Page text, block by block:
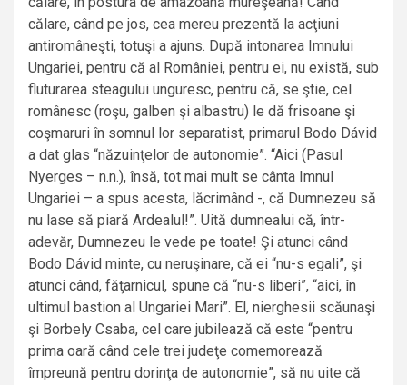
călare, când pe jos, cea mereu prezentă la acţiuni
antiromâneşti, totuşi a ajuns. După intonarea Imnului
Ungariei, pentru că al României, pentru ei, nu există, sub
fluturarea steagului unguresc, pentru că, se ştie, cel
românesc (roşu, galben şi albastru) le dă frisoane şi
coşmaruri în somnul lor separatist, primarul Bodo Dávid
a dat glas “năzuinţelor de autonomie”. “Aici (Pasul
Nyerges – n.n.), însă, tot mai mult se cânta Imnul
Ungariei – a spus acesta, lăcrimând -, că Dumnezeu să
nu lase să piară Ardealul!”. Uită dumnealui că, într-
adevăr, Dumnezeu le vede pe toate! Şi atunci când
Bodo Dávid minte, cu neruşinare, că ei “nu-s egali”, şi
atunci când, făţarnicul, spune că “nu-s liberi”, “aici, în
ultimul bastion al Ungariei Mari”. El, nierghesii scăunaşi
şi Borbely Csaba, cel care jubilează că este “pentru
prima oară când cele trei judeţe comemorează
împreună pentru dorinţa de autonomie”, să nu uite că